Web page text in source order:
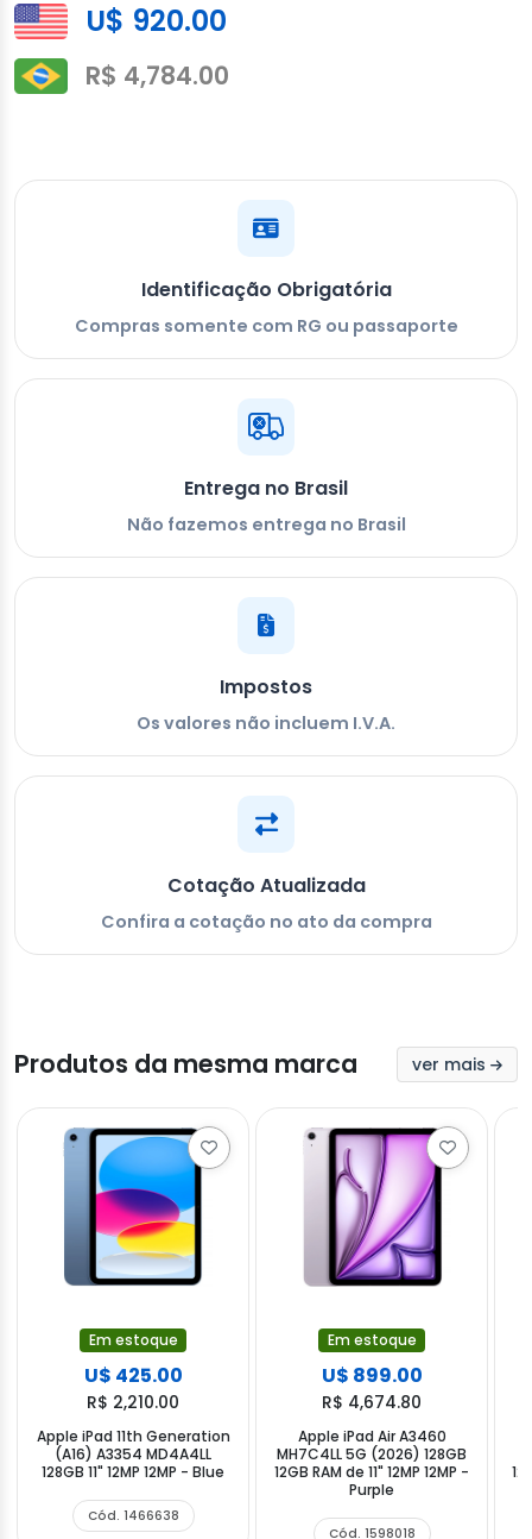
U$ 920.00
R$ 4,784.00
Identificação Obrigatória
Compras somente com RG ou passaporte
Entrega no Brasil
Não fazemos entrega no Brasil
Impostos
Os valores não incluem I.V.A.
Cotação Atualizada
Confira a cotação no ato da compra
Produtos da mesma marca ver mais
Em estoque
U$ 425.00
R$ 2,210.00
Apple iPad 11th Generation
(A16) A3354 MD4A4LL
128GB 11" 12MP 12MP - Blue
Cód. 1466638
Em estoque
U$ 899.00
R$ 4,674.80
Apple iPad Air A3460
MH7C4LL 5G (2026) 128GB
12GB RAM de 11" 12MP 12MP -
Purple
Cód. 1598018